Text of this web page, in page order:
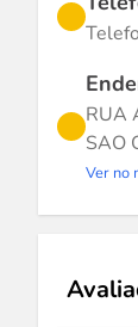
RUA
SAO
Ver no